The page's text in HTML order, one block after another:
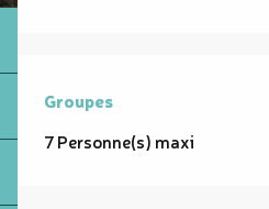
Groupes
Groupes
7 Personne(s) maxi